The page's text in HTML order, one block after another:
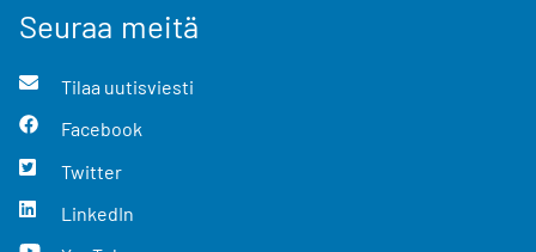
Seuraa meitä
Tilaa uutisviesti
Facebook
Twitter
LinkedIn